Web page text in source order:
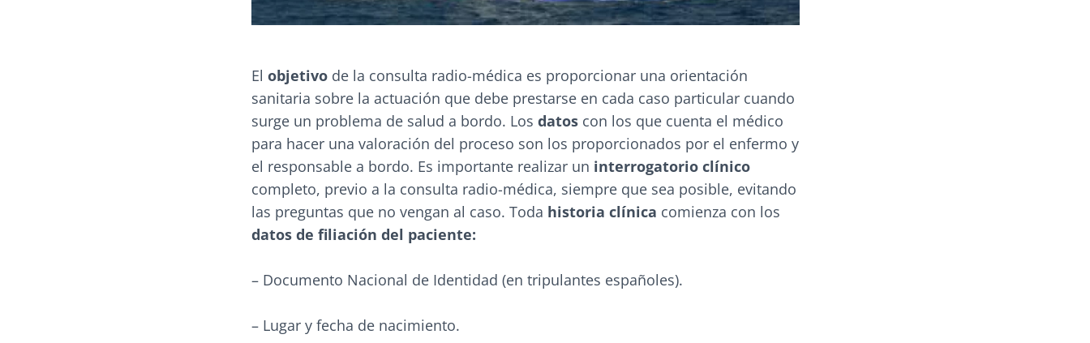
El objetivo de la consulta radio-médica es proporcionar una orientación
sanitaria sobre la actuación que debe prestarse en cada caso particular cuando
surge un problema de salud a bordo. Los datos con los que cuenta el médico
para hacer una valoración del proceso son los proporcionados por el enfermo y
el responsable a bordo. Es importante realizar un interrogatorio clínico
completo, previo a la consulta radio-médica, siempre que sea posible, evitando
las preguntas que no vengan al caso. Toda historia clínica comienza con los
datos de filiación del paciente:
– Documento Nacional de Identidad (en tripulantes españoles).
– Lugar y fecha de nacimiento.